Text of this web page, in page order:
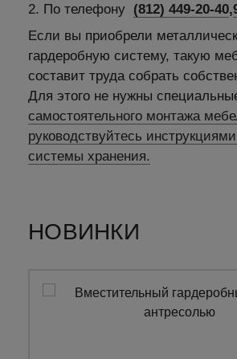
2. По телефону (812) 449-20-40,
Если вы приобрели
гардеробную систему, такую
составит труда собрать
Для этого не нужны
самостоятельного монтажа
руководствуйтесь
системы хранения.
НОВИНКИ